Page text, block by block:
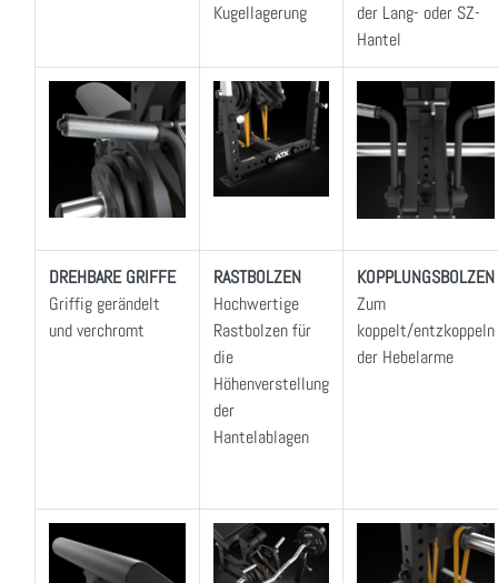
Kugellagerung
der Lang- oder SZ-
Hantel
DREHBARE GRIFFE
Griffig gerändelt
und verchromt
RASTBOLZEN
Hochwertige
Rastbolzen für
die
Höhenverstellung
der
Hantelablagen
KOPPLUNGSBOLZEN
Zum
koppelt/entzkoppeln
der Hebelarme